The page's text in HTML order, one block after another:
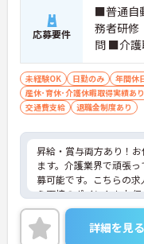
応募要件
■普通自
務者研修
問 ■介護
尚可 ■自
尚可
未経験OK 日勤のみ 年間休
産休･育休･介護休暇取得実績あり
交通費支給
退職金制度あり
昇給・賞与両方あり！
ます。介護業界で頑張
募可能です。こちらの
ら面接のポイントもお
募お待ちしております。
詳細を見る